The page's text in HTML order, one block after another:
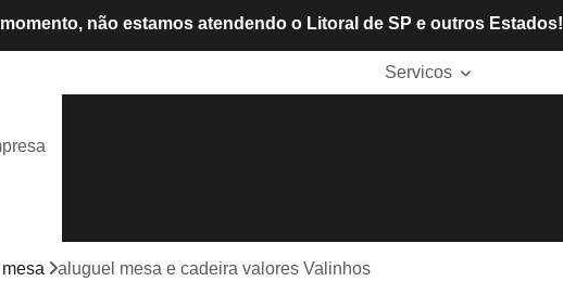
não estamos atendendo o Litoral de SP e outros Estados!
Servicos
aluguel mesa e cadeira valores Valinhos